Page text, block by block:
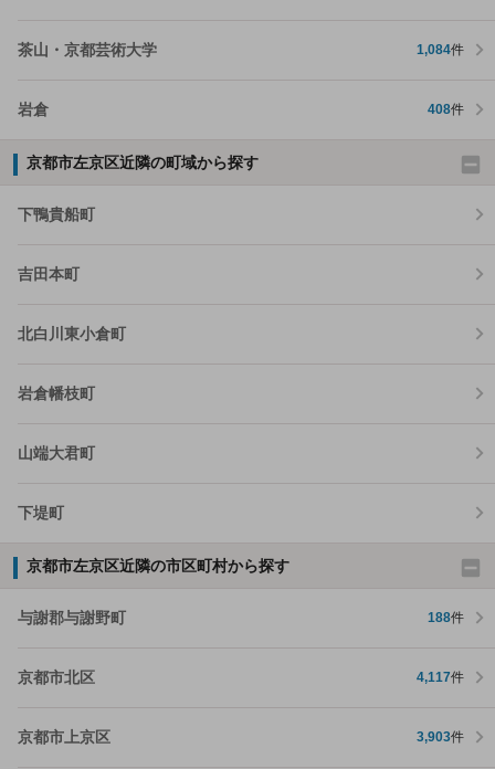
茶山・京都芸術大学 1,084件
岩倉 408件
京都市左京区近隣の町域から探す
下鴨貴船町
吉田本町
北白川東小倉町
岩倉幡枝町
山端大君町
下堤町
京都市左京区近隣の市区町村から探す
与謝郡与謝野町 188件
京都市北区 4,117件
京都市上京区 3,903件